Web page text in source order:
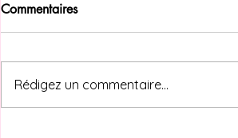
Commentaires
Rédigez un commentaire...